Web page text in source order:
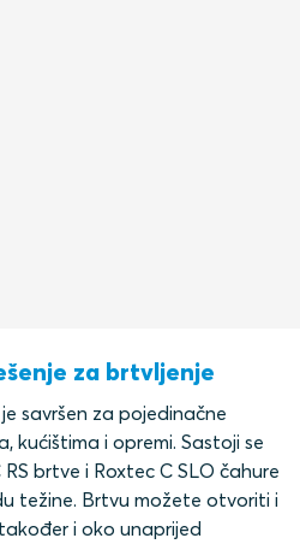
za brtvljenje
savršen za pojedinačne
kućištima i opremi. Sastoji se
brtve i Roxtec C SLO čahure
težine. Brtvu možete otvoriti i
i oko unaprijed